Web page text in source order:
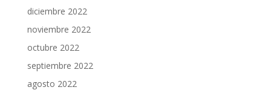
diciembre 2022
noviembre 2022
octubre 2022
septiembre 2022
agosto 2022